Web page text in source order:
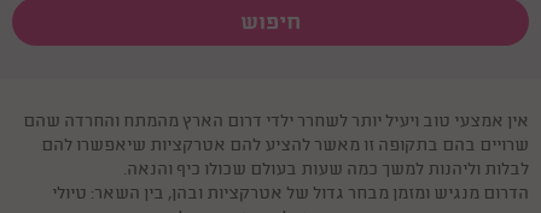
אין אמצעי טוב ויעיל יותר לשחרר ילדי דרום הארץ מהמתח והחרדה שהם
שרויים בהם בתקופה זו מאשר להציע להם אטרקציות שיאפשרו להם
לבלות וליהנות למשך כמה שעות בעולם שכולו כיף והנאה.
הדרום מנגיש ומזמן מבחר גדול של אטרקציות ובהן, בין השאר: טיולי